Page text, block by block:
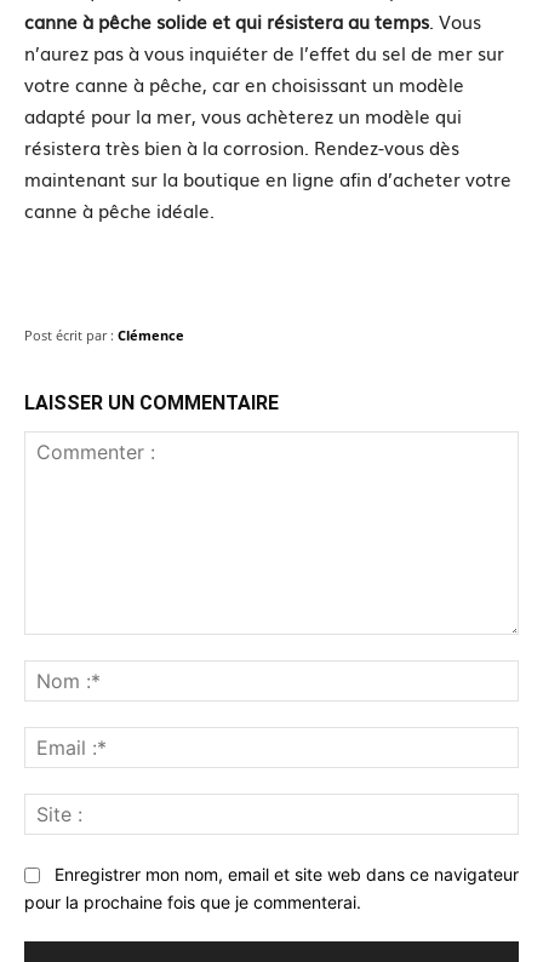
canne à pêche solide et qui résistera au temps. Vous
n’aurez pas à vous inquiéter de l’effet du sel de mer sur
votre canne à pêche, car en choisissant un modèle
adapté pour la mer, vous achèterez un modèle qui
résistera très bien à la corrosion. Rendez-vous dès
maintenant sur la boutique en ligne afin d’acheter votre
canne à pêche idéale.
Post écrit par : Clémence
LAISSER UN COMMENTAIRE
:*
:*
:
Enregistrer mon nom, email et site web dans ce navigateur
pour la prochaine fois que je commenterai.